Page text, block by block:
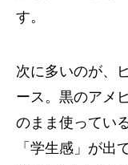
す。
次に多いのが、
ース。黒のアメ
のまま使ってい
「学生感」が出